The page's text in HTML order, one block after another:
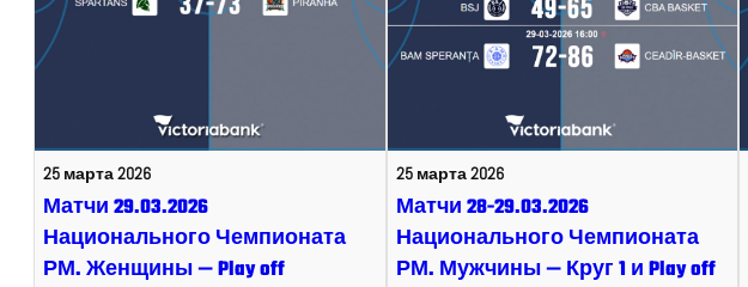
25 марта 2026
Матчи 29.03.2026
Национального Чемпионата
РМ. Женщины — Play off
25 марта 2026
Матчи 28-29.03.2026
Национального Чемпионата
РМ. Мужчины — Круг 1 и Play off